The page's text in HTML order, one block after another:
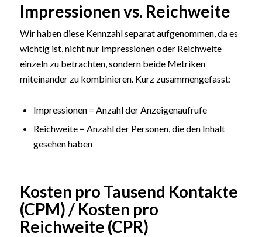
Impressionen vs. Reichweite
Wir haben diese Kennzahl separat aufgenommen, da es
wichtig ist, nicht nur Impressionen oder Reichweite
einzeln zu betrachten, sondern beide Metriken
miteinander zu kombinieren. Kurz zusammengefasst:
Impressionen = Anzahl der Anzeigenaufrufe
Reichweite = Anzahl der Personen, die den Inhalt
gesehen haben
Kosten pro Tausend Kontakte
(CPM) / Kosten pro
Reichweite (CPR)